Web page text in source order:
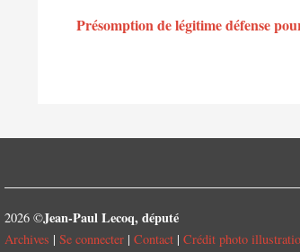
Présomption de légitime défense
2026 ©Jean-Paul Lecoq, député
Archives |Se connecter |Contact |Crédit photo